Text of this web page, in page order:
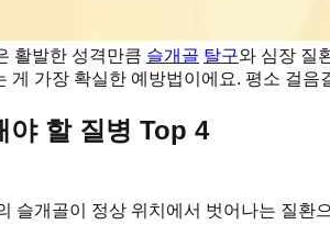
활발한 성격만큼 슬개골 탈구와 심장 질
게 가장 확실한 예방법이에요. 평소 걸
야 할 질병 Top 4
슬개골이 정상 위치에서 벗어나는 질환